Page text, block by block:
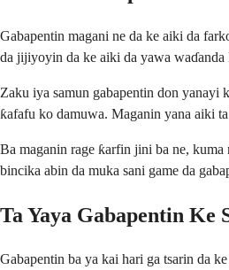
Gabapentin magani ne da ke aiki da
da jijiyoyin da ke aiki da yawa
Zaku iya samun gabapentin don
ƙafafu ko damuwa. Maganin yana aiki
Ba maganin rage ƙarfin jini ba ne,
bincika abin da muka sani game da
Ta Yaya Gabapentin
Gabapentin ba ya kai hari ga tsarin da